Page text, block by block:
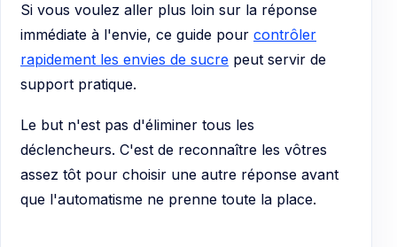
Si vous voulez aller plus loin sur la réponse
immédiate à l'envie, ce guide pour contrôler
rapidement les envies de sucre peut servir de
support pratique.
Le but n'est pas d'éliminer tous les
déclencheurs. C'est de reconnaître les vôtres
assez tôt pour choisir une autre réponse avant
que l'automatisme ne prenne toute la place.